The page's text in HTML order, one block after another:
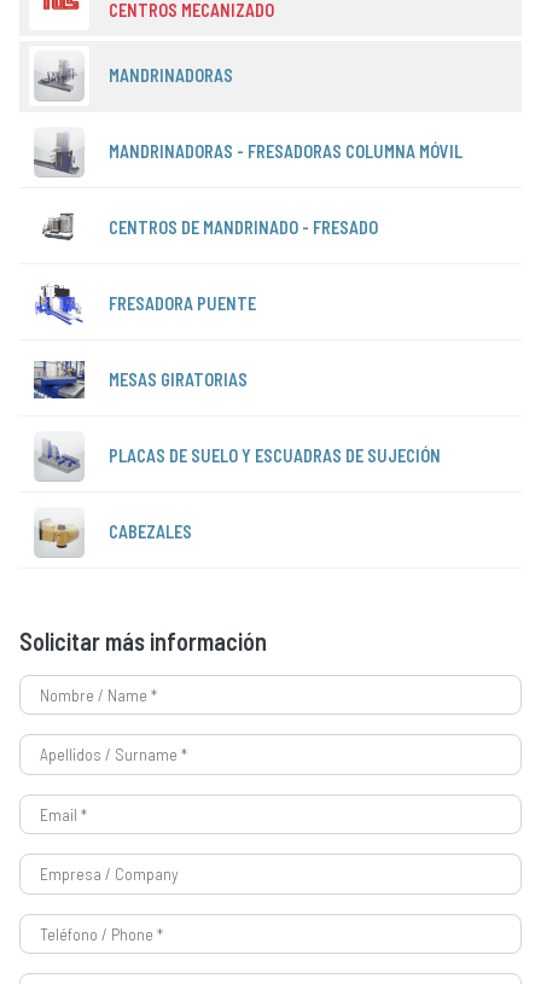
CENTROS MECANIZADO
MANDRINADORAS
MANDRINADORAS - FRESADORAS COLUMNA MÓVIL
CENTROS DE MANDRINADO - FRESADO
FRESADORA PUENTE
MESAS GIRATORIAS
PLACAS DE SUELO Y ESCUADRAS DE SUJECIÓN
CABEZALES
Solicitar más información